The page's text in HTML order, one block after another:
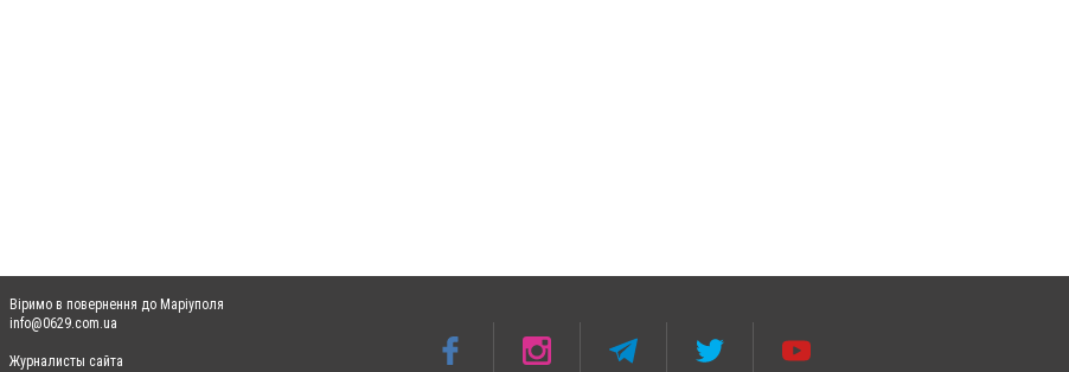
Віримо в повернення до Маріуполя
info@0629.com.ua
Журналисты сайта